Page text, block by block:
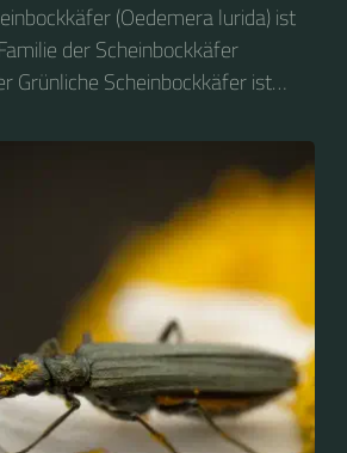
(Oedemera lurida) ist
der Scheinbockkäfer
Grünliche Scheinbockkäfer ist
nobilis).